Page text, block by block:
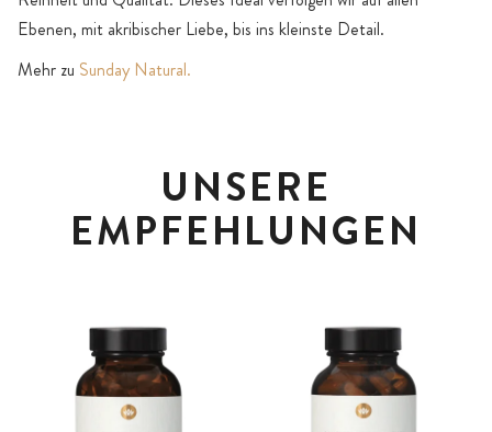
Ebenen, mit akribischer Liebe, bis ins kleinste Detail.
Mehr zu Sunday Natural.
UNSERE
EMPFEHLUNGEN